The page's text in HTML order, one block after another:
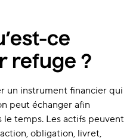
ce
refuge ?
un instrument financier qui
peut échanger afin
temps. Les actifs peuvent
obligation, livret,